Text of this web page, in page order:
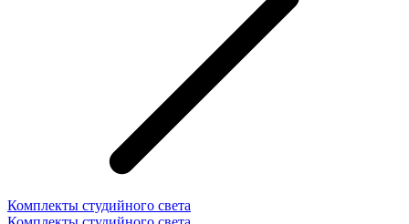
Комплекты студийного света